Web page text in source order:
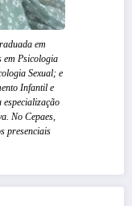
em
em Psicologia
Sexual; e
Infantil e
especialização
No Cepaes,
presenciais